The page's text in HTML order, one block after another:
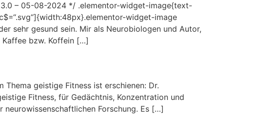
– 05-08-2024 */ .elementor-widget-image{text-
widget-image
sehr gesund sein. Mir als Neurobiologen und Autor,
Kaffee bzw. Koffein […]
Thema geistige Fitness ist erschienen: Dr.
Fitness, für Gedächtnis, Konzentration und
neurowissenschaftlichen Forschung. Es […]